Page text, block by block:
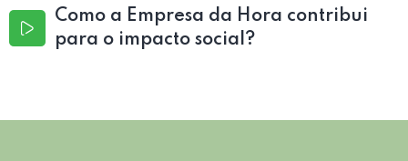
Como a Empresa da Hora contribui
para o impacto social?